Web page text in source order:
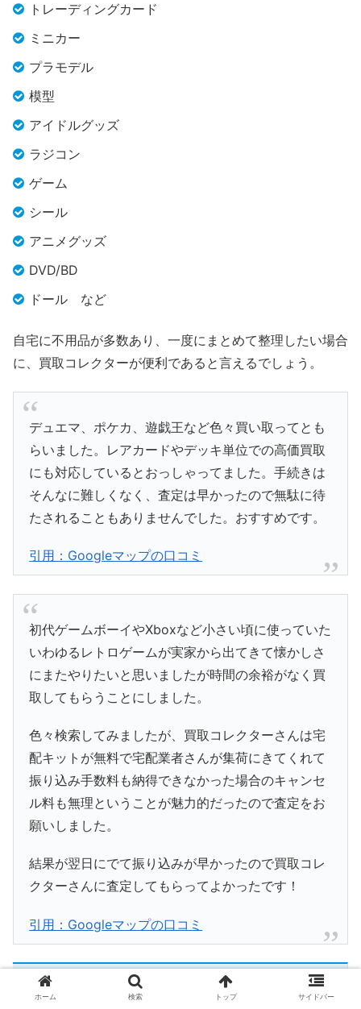
トレーディングカード
ミニカー
プラモデル
模型
アイドルグッズ
ラジコン
ゲーム
シール
アニメグッズ
DVD/BD
ドール など
自宅に不用品が多数あり、一度にまとめて整理したい場合
に、買取コレクターが便利であると言えるでしょう。
デュエマ、ポケカ、遊戯王など色々買い取ってとも
らいました。レアカードやデッキ単位での高価買取
にも対応しているとおっしゃってました。手続きは
そんなに難しくなく、査定は早かったので無駄に待
たされることもありませんでした。おすすめです。
引用：Googleマップの口コミ
初代ゲームボーイやXboxなど小さい頃に使っていた
いわゆるレトロゲームが実家から出てきて懐かしさ
にまたやりたいと思いましたが時間の余裕がなく買
取してもらうことにしました。
色々検索してみましたが、買取コレクターさんは宅
配キットが無料で宅配業者さんが集荷にきてくれて
振り込み手数料も納得できなかった場合のキャンセ
ル料も無理ということが魅力的だったので査定をお
願いしました。
結果が翌日にでて振り込みが早かったので買取コレ
クターさんに査定してもらってよかったです！
引用：Googleマップの口コミ
傷や破損がある状態が悪いものでも買取可能
な場合がある
ホーム 検索 トップ サイドバー